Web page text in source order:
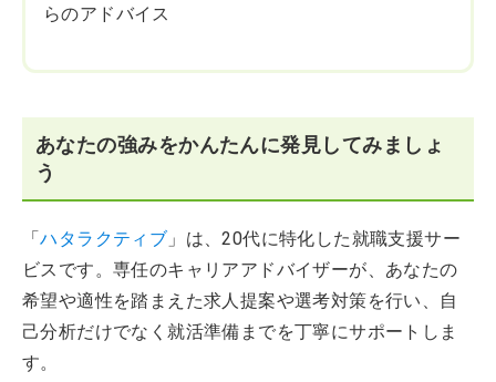
らのアドバイス
あなたの強みをかんたんに発見してみましょ
う
「ハタラクティブ 」は、20代に特化した就職支援サー
ビスです。専任のキャリアアドバイザーが、あなたの
希望や適性を踏まえた求人提案や選考対策を行い、自
己分析だけでなく就活準備までを丁寧にサポートしま
す。